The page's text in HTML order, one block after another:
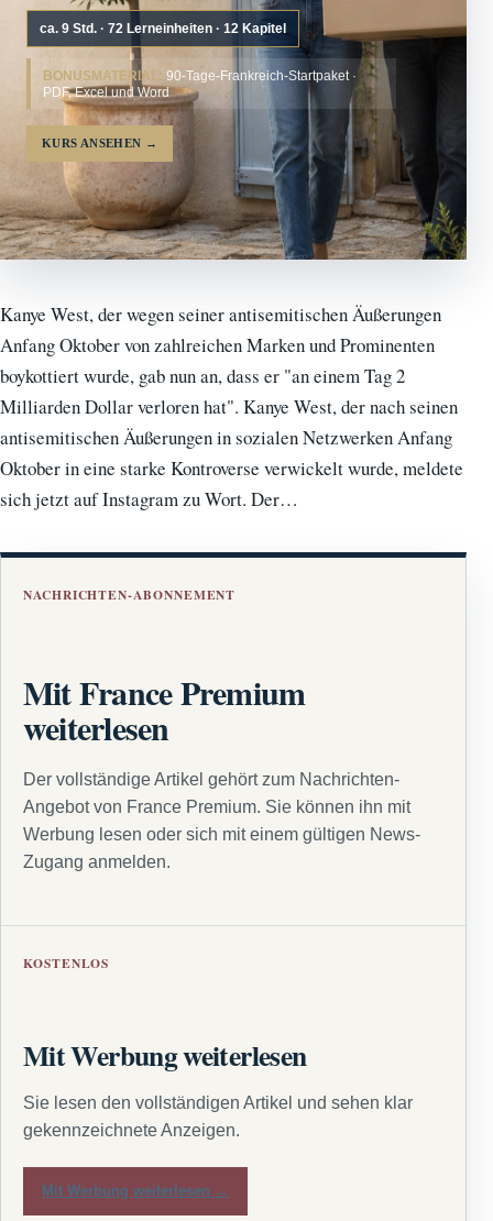
ca. 9 Std. · 72 Lerneinheiten · 12 Kapitel
BONUSMATERIAL: 90-Tage-Frankreich-Startpaket ·
PDF, Excel und Word
KURS ANSEHEN →
Kanye West, der wegen seiner antisemitischen Äußerungen
Anfang Oktober von zahlreichen Marken und Prominenten
boykottiert wurde, gab nun an, dass er "an einem Tag 2
Milliarden Dollar verloren hat". Kanye West, der nach seinen
antisemitischen Äußerungen in sozialen Netzwerken Anfang
Oktober in eine starke Kontroverse verwickelt wurde, meldete
sich jetzt auf Instagram zu Wort. Der…
NACHRICHTEN-ABONNEMENT
Mit France Premium
weiterlesen
Der vollständige Artikel gehört zum Nachrichten-
Angebot von France Premium. Sie können ihn mit
Werbung lesen oder sich mit einem gültigen News-
Zugang anmelden.
KOSTENLOS
Mit Werbung weiterlesen
Sie lesen den vollständigen Artikel und sehen klar
gekennzeichnete Anzeigen.
Mit Werbung weiterlesen →